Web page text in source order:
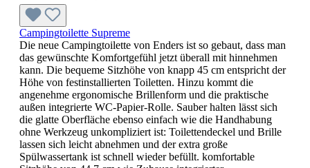
Campingtoilette Supreme
Die neue Campingtoilette von Enders ist so gebaut, dass man
das gewünschte Komfortgefühl jetzt überall mit hinnehmen
kann. Die bequeme Sitzhöhe von knapp 45 cm entspricht der
Höhe von festinstallierten Toiletten. Hinzu kommt die
angenehme ergonomische Brillenform und die praktische
außen integrierte WC-Papier-Rolle. Sauber halten lässt sich
die glatte Oberfläche ebenso einfach wie die Handhabung
ohne Werkzeug unkompliziert ist: Toilettendeckel und Brille
lassen sich leicht abnehmen und der extra große
Spülwassertank ist schnell wieder befüllt. komfortable